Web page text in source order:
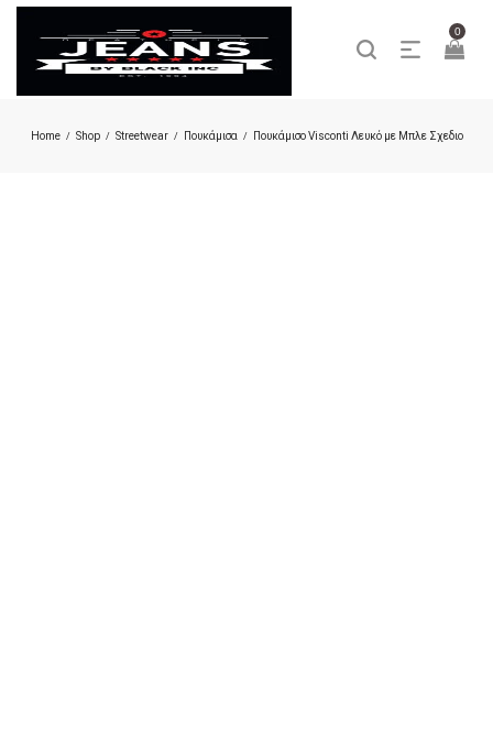
0
Home / Shop / Streetwear / Πουκάμισα / Πουκάμισο Visconti Λευκό με Μπλε Σχεδιο